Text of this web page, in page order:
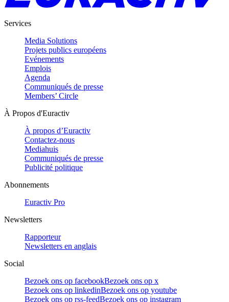
Services
Media Solutions
Projets publics européens
Evénements
Emplois
Agenda
Communiqués de presse
Members’ Circle
À Propos d'Euractiv
À propos d’Euractiv
Contactez-nous
Mediahuis
Communiqués de presse
Publicité politique
Abonnements
Euractiv Pro
Newsletters
Rapporteur
Newsletters en anglais
Social
Bezoek ons op facebookBezoek ons op x
Bezoek ons op linkedinBezoek ons op youtube
Bezoek ons op rss-feedBezoek ons op instagram